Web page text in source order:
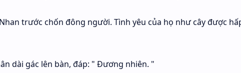
trước chốn đông người. Tình yêu của họ như cây được
dài gác lên bàn, đáp: " Đương nhiên. "